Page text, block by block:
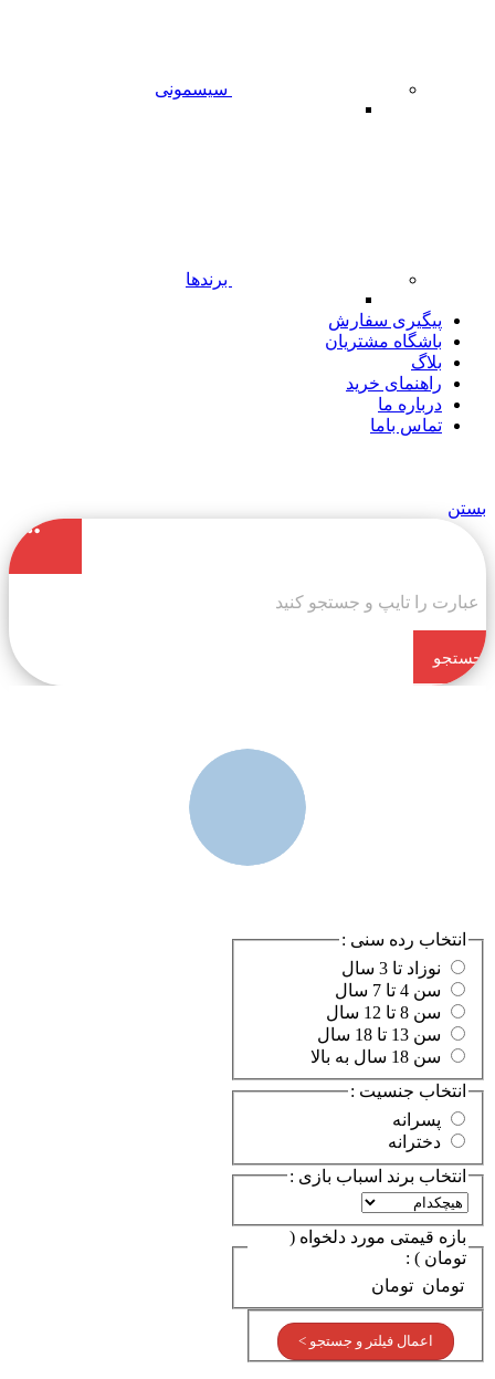
سیسمونی
برندها
پیگیری سفارش
باشگاه مشتریان
بلاگ
راهنمای خرید
درباره ما
تماس باما
بستن
جستجو
انتخاب رده سنی :
انتخاب جنسیت :
انتخاب برند اسباب بازی :
بازه قیمتی مورد دلخواه (
تومان ) :
تومان تومان
اعمال فیلتر و جستجو >